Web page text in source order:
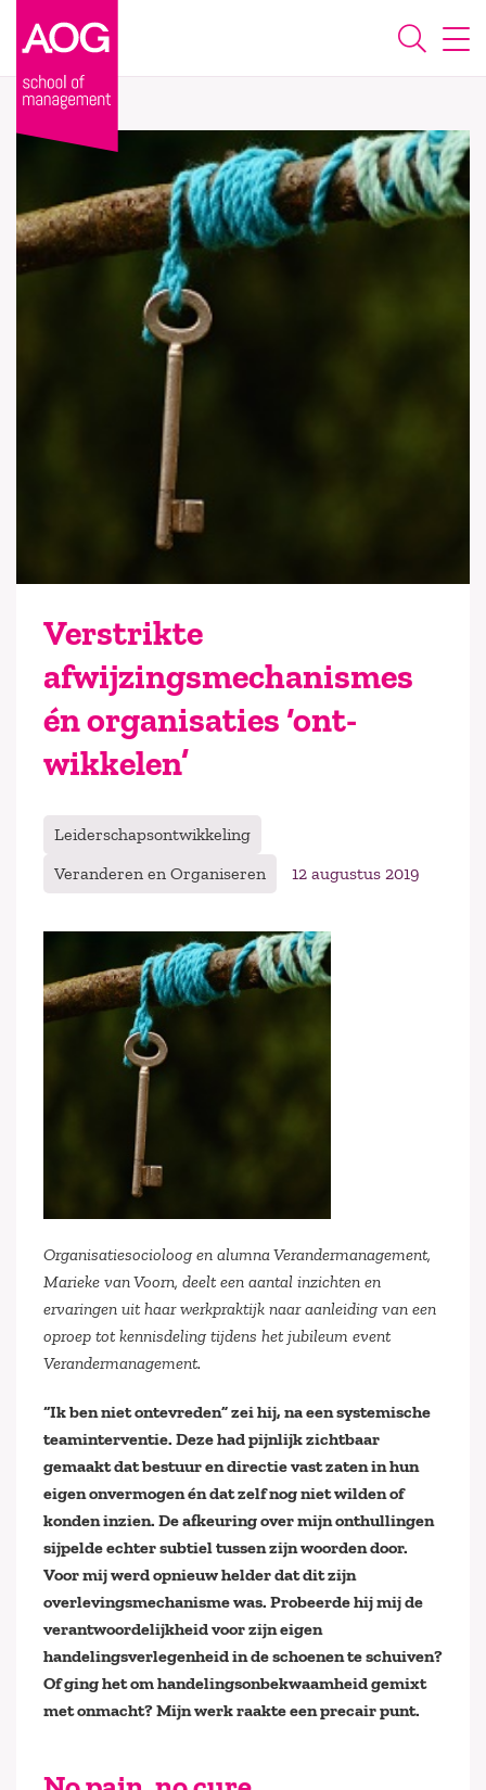
Verstrikte
afwijzingsmechanismes
én organisaties ‘ont-
wikkelen’
Leiderschapsontwikkeling
Veranderen en Organiseren
12 augustus 2019
Organisatiesocioloog en alumna Verandermanagement,
Marieke van Voorn, deelt een aantal inzichten en
ervaringen uit haar werkpraktijk naar aanleiding van een
oproep tot kennisdeling tijdens het jubileum event
Verandermanagement.
“Ik ben niet ontevreden” zei hij, na een systemische
teaminterventie. Deze had pijnlijk zichtbaar
gemaakt dat bestuur en directie vast zaten in hun
eigen onvermogen én dat zelf nog niet wilden of
konden inzien. De afkeuring over mijn onthullingen
sijpelde echter subtiel tussen zijn woorden door.
Voor mij werd opnieuw helder dat dit zijn
overlevingsmechanisme was. Probeerde hij mij de
verantwoordelijkheid voor zijn eigen
handelingsverlegenheid in de schoenen te schuiven?
Of ging het om handelingsonbekwaamheid gemixt
met onmacht? Mijn werk raakte een precair punt.